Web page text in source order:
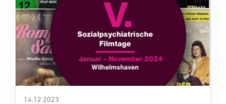
14.12.2023